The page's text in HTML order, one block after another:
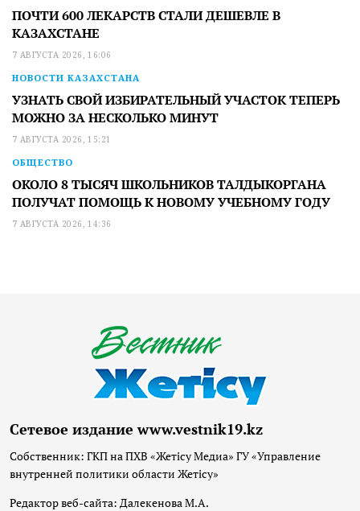
ПОЧТИ 600 ЛЕКАРСТВ СТАЛИ ДЕШЕВЛЕ В
КАЗАХСТАНЕ
7 АВГУСТА 2026, 16:06
НОВОСТИ КАЗАХСТАНА
УЗНАТЬ СВОЙ ИЗБИРАТЕЛЬНЫЙ УЧАСТОК ТЕПЕРЬ
МОЖНО ЗА НЕСКОЛЬКО МИНУТ
7 АВГУСТА 2026, 15:21
ОБЩЕСТВО
ОКОЛО 8 ТЫСЯЧ ШКОЛЬНИКОВ ТАЛДЫКОРГАНА
ПОЛУЧАТ ПОМОЩЬ К НОВОМУ УЧЕБНОМУ ГОДУ
7 АВГУСТА 2026, 14:36
Сетевое издание www.vestnik19.kz
Собственник: ГКП на ПХВ «Жетісу Медиа» ГУ «Управление
внутренней политики области Жетісу»
Редактор веб-сайта: Далекенова М.А.